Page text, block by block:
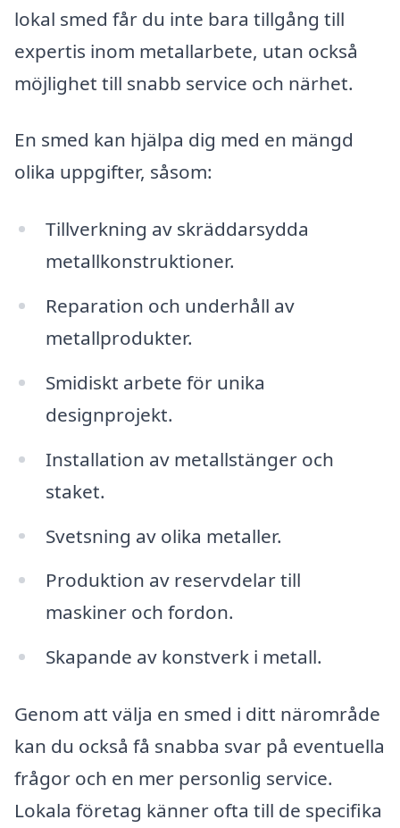
lokal smed får du inte bara tillgång till
expertis inom metallarbete, utan också
möjlighet till snabb service och närhet.
En smed kan hjälpa dig med en mängd
olika uppgifter, såsom:
Tillverkning av skräddarsydda
metallkonstruktioner.
Reparation och underhåll av
metallprodukter.
Smidiskt arbete för unika
designprojekt.
Installation av metallstänger och
staket.
Svetsning av olika metaller.
Produktion av reservdelar till
maskiner och fordon.
Skapande av konstverk i metall.
Genom att välja en smed i ditt närområde
kan du också få snabba svar på eventuella
frågor och en mer personlig service.
Lokala företag känner ofta till de specifika